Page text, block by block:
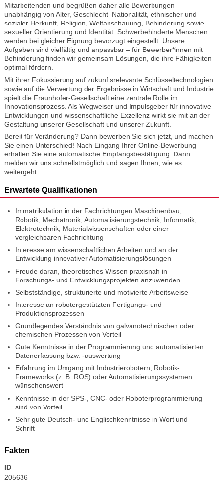
Mitarbeitenden und begrüßen daher alle Bewerbungen –
unabhängig von Alter, Geschlecht, Nationalität, ethnischer und
sozialer Herkunft, Religion, Weltanschauung, Behinderung sowie
sexueller Orientierung und Identität. Schwerbehinderte Menschen
werden bei gleicher Eignung bevorzugt eingestellt. Unsere
Aufgaben sind vielfältig und anpassbar – für Bewerber*innen mit
Behinderung finden wir gemeinsam Lösungen, die ihre Fähigkeiten
optimal fördern.
Mit ihrer Fokussierung auf zukunftsrelevante Schlüsseltechnologien
sowie auf die Verwertung der Ergebnisse in Wirtschaft und Industrie
spielt die Fraunhofer-Gesellschaft eine zentrale Rolle im
Innovationsprozess. Als Wegweiser und Impulsgeber für innovative
Entwicklungen und wissenschaftliche Exzellenz wirkt sie mit an der
Gestaltung unserer Gesellschaft und unserer Zukunft.
Bereit für Veränderung? Dann bewerben Sie sich jetzt, und machen
Sie einen Unterschied! Nach Eingang Ihrer Online-Bewerbung
erhalten Sie eine automatische Empfangsbestätigung. Dann
melden wir uns schnellstmöglich und sagen Ihnen, wie es
weitergeht.
Erwartete Qualifikationen
Immatrikulation in der Fachrichtungen Maschinenbau,
Robotik, Mechatronik, Automatisierungstechnik, Informatik,
Elektrotechnik, Materialwissenschaften oder einer
vergleichbaren Fachrichtung
Interesse am wissenschaftlichen Arbeiten und an der
Entwicklung innovativer Automatisierungslösungen
Freude daran, theoretisches Wissen praxisnah in
Forschungs- und Entwicklungsprojekten anzuwenden
Selbstständige, strukturierte und motivierte Arbeitsweise
Interesse an robotergestützten Fertigungs- und
Produktionsprozessen
Grundlegendes Verständnis von galvanotechnischen oder
chemischen Prozessen von Vorteil
Gute Kenntnisse in der Programmierung und automatisierten
Datenerfassung bzw. -auswertung
Erfahrung im Umgang mit Industrierobotern, Robotik-
Frameworks (z. B. ROS) oder Automatisierungssystemen
wünschenswert
Kenntnisse in der SPS-, CNC- oder Roboterprogrammierung
sind von Vorteil
Sehr gute Deutsch- und Englischkenntnisse in Wort und
Schrift
Fakten
ID
205636